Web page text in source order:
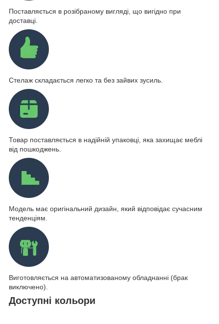
Поставляється в розібраному вигляді, що вигідно при
доставці.
Стелаж складається легко та без зайвих зусиль.
Товар поставляється в надійній упаковці, яка захищає меблі
від пошкоджень.
Модель має оригінальний дизайн, який відповідає сучасним
тенденціям.
Виготовляється на автоматизованому обладнанні (брак
виключено).
Доступні кольори